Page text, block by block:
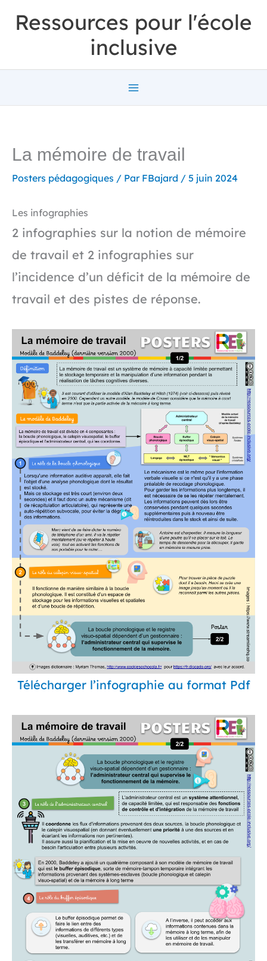
Ressources pour l'école
inclusive
La mémoire de travail
Posters pédagogiques / Par FBajard / 5 juin 2024
Les infographies
2 infographies sur la notion de mémoire
de travail et 2 infographies sur
l’incidence d’un déficit de la mémoire de
travail et des pistes de réponse.
Télécharger l’infographie au format Pdf